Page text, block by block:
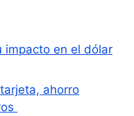
impacto en el dólar
ahorro